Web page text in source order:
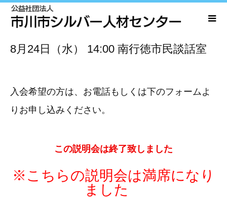
8月24日（水） 14:00 南行徳市民談話室
入会希望の方は、お電話もしくは下のフォームよ
りお申し込みください。
この説明会は終了致しました
※こちらの説明会は満席になり
ました